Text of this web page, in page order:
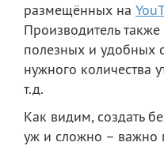
размещённых на YouT
Производитель также
полезных и удобных
нужного количества
т.д.
Как видим, создать
уж и сложно – важно